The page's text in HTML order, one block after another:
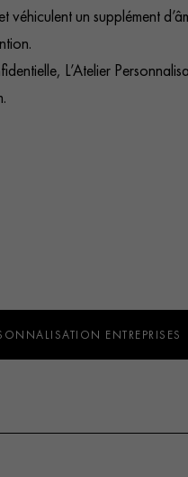
un supplément
L’Atelier
.
ENTREPRISES